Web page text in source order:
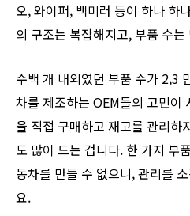
오, 와이퍼, 백미러 등이 하나 하
의 구조는 복잡해지고, 부품 수
수백 개 내외였던 부품 수가 2,3
차를 제조하는 OEM들의 고민이
을 직접 구매하고 재고를 관리하
도 많이 드는 겁니다. 한 가지 부
동차를 만들 수 없으니, 관리를
요.